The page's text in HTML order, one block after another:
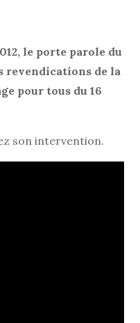
le porte parole du
revendications de la
pour tous du 16
son intervention.